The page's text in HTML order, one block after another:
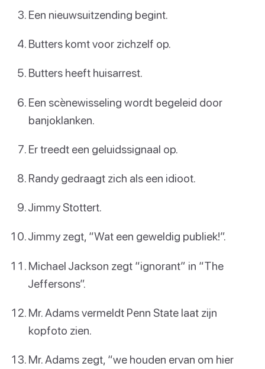
Een nieuwsuitzending begint.
Butters komt voor zichzelf op.
Butters heeft huisarrest.
Een scènewisseling wordt begeleid door
banjoklanken.
Er treedt een geluidssignaal op.
Randy gedraagt zich als een idioot.
Jimmy Stottert.
Jimmy zegt, “Wat een geweldig publiek!”.
Michael Jackson zegt “ignorant” in “The
Jeffersons”.
Mr. Adams vermeldt Penn State laat zijn
kopfoto zien.
Mr. Adams zegt, “we houden ervan om hier